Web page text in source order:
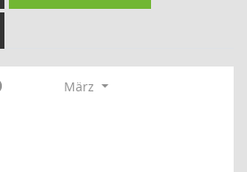
März